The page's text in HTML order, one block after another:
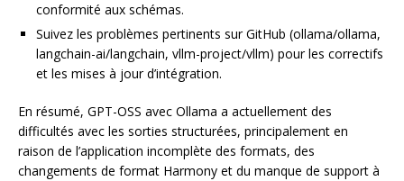
conformité aux schémas.
Suivez les problèmes pertinents sur GitHub (ollama/ollama,
langchain-ai/langchain, vllm-project/vllm) pour les correctifs
et les mises à jour d’intégration.
En résumé, GPT-OSS avec Ollama a actuellement des
difficultés avec les sorties structurées, principalement en
raison de l’application incomplète des formats, des
changements de format Harmony et du manque de support à